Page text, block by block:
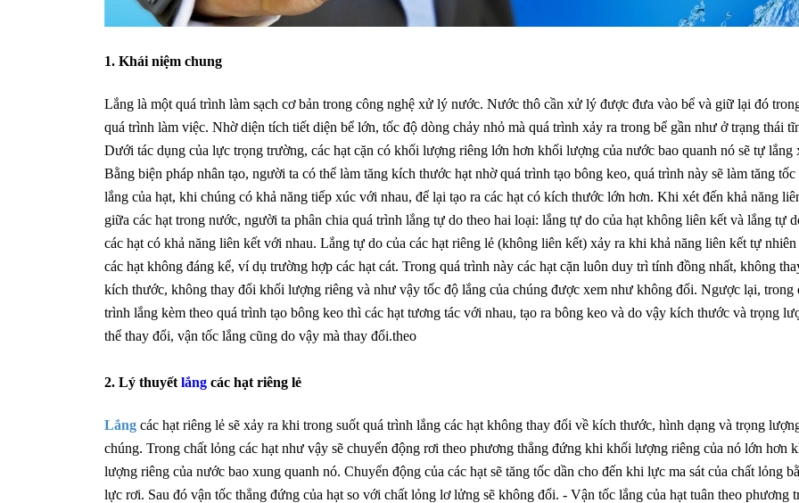
1. Khái niệm chung
Lắng là một quá trình làm sạch cơ bản trong công nghệ xử lý nước. Nước thô cần xử lý được đưa vào bể và giữ lại đó
quá trình làm việc. Nhờ diện tích tiết diện bể lớn, tốc độ dòng chảy nhỏ mà quá trình xảy ra trong bể gần như ở trạng thái
Dưới tác dụng của lực trọng trường, các hạt cặn có khối lượng riêng lớn hơn khối lượng của nước bao quanh nó sẽ tự lắng
Bằng biện pháp nhân tạo, người ta có thể làm tăng kích thước hạt nhờ quá trình tạo bông keo, quá trình này sẽ làm tăng tốc
lắng của hạt, khi chúng có khả năng tiếp xúc với nhau, để lại tạo ra các hạt có kích thước lớn hơn. Khi xét đến khả năng
giữa các hạt trong nước, người ta phân chia quá trình lắng tự do theo hai loại: lắng tự do của hạt không liên kết và lắng tự
các hạt có khả năng liên kết với nhau. Lắng tự do của các hạt riêng lẻ (không liên kết) xảy ra khi khả năng liên kết tự nhiên
các hạt không đáng kể, ví dụ trường hợp các hạt cát. Trong quá trình này các hạt cặn luôn duy trì tính đồng nhất, không
kích thước, không thay đổi khối lượng riêng và như vậy tốc độ lắng của chúng được xem như không đổi. Ngược lại, trong
trình lắng kèm theo quá trình tạo bông keo thì các hạt tương tác với nhau, tạo ra bông keo và do vậy kích thước và trọng
thể thay đổi, vận tốc lắng cũng do vậy mà thay đổi.theo
2. Lý thuyết lắng các hạt riêng lẻ
Lắng các hạt riêng lẻ sẽ xảy ra khi trong suốt quá trình lắng các hạt không thay đổi về kích thước, hình dạng và trọng
chúng. Trong chất lỏng các hạt như vậy sẽ chuyển động rơi theo phương thẳng đứng khi khối lượng riêng của nó lớn hơn
lượng riêng của nước bao xung quanh nó. Chuyển động của các hạt sẽ tăng tốc dần cho đến khi lực ma sát của chất lỏng
lực rơi. Sau đó vận tốc thẳng đứng của hạt so với chất lỏng lơ lửng sẽ không đổi. - Vận tốc lắng của hạt tuân theo phương